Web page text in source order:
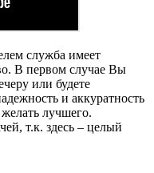
служба имеет
В первом случае Вы
или будете
и аккуратность
желать лучшего.
т.к. здесь – целый